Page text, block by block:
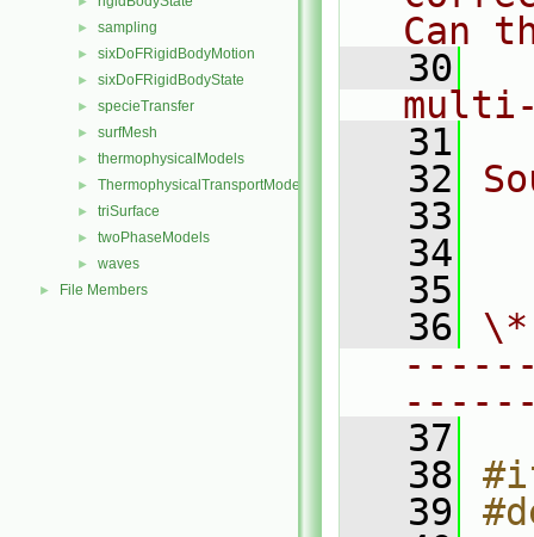
► sampling
► sixDoFRigidBodyMotion
► sixDoFRigidBodyState
► specieTransfer
► surfMesh
► thermophysicalModels
► ThermophysicalTransportModels
► triSurface
► twoPhaseModels
► waves
► File Members
Can
   30
   31
   32
   33
   34
   35
   36
   37
   38
   39